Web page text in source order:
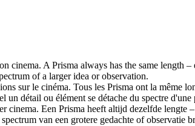
cinema. A Prisma always has the same
of a larger idea or observation.
sur le cinéma. Tous les Prisma ont la même
un détail ou élément se détache du spectre
cinema. Een Prisma heeft altijd dezelfde
van een grotere gedachte of observatie